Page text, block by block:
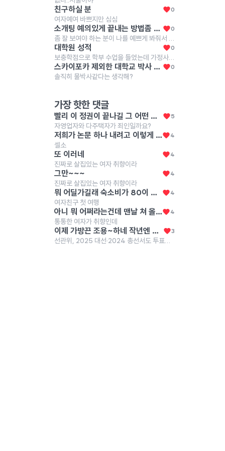
친구하실 분 0
여자예여 바쁘지만 심심
소개팅 예의있게 끝내는 방법좀 부탁해 0
대학원 성적 0
스카이포카 제외한 대학교 박사 인식 어때? 0
솔직히 물박사같다는 생각해?
가장 핫한 댓글
빨리 이 정권이 끝나길 그 어떤 좌파가 잡아도 이러진 않았었음 이건 좌우를 떠나서 걍 인간 자체가 못된 거 5
자영업자와 다주택자가 죄인일까요?
저희가 논문 하나 내려고 이렇게 저렇게 측정하고 밤새고 하는데 사람 한명 얻으려면 더 큰 노력을 해야죠 다들 화이팅 4
셀소
또 이러네 4
진짜로 살집있는 여자 취향이라
그만~~~ 4
진짜로 살집있는 여자 취향이라
뭐 어딜가길래 숙소비가 80이 나오는거야 4
여자친구 첫 여행
아니 뭐 어쩌라는건데 맨날 쳐 올리고 4
통통한 여자가 취향인데
이제 가방끈 조용~하네 작년엔 유튜브로 세상을 배우지말라는 둥 개떼마냥 물어뜯던 사람들 어디갔나 몰라 3